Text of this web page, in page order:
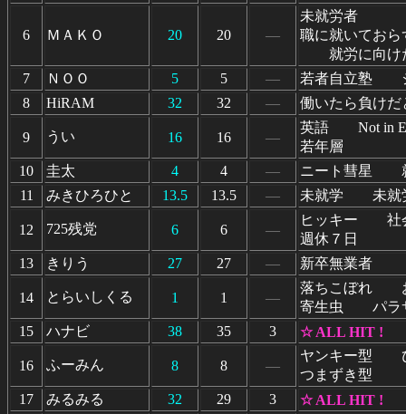
6 ＭＡＫＯ 20 20 ―
未就労者
職に就いてお
就労に向けた
7
ＮＯＯ 5 5 ―
若者自立塾
8
HiRAM 32 32 ― 働いたら負けだ
9 うい 16 16 ―
英語 Not in
若年層
10
圭太 4 4 ―
ニート彗星
11
みきひろひと 13.5 13.5 ― 未就学 未就
12 725残党 6 6 ―
ヒッキー
週休７日
13
きりう 27 27 ― 新卒無業者
14 とらいしくる 1 1 ―
落ちこぼれ
寄生虫 パラ
15
ハナビ 38 35 3 ☆ ALL HIT !
16 ふーみん 8 8 ―
ヤンキー型
つまずき型
17
みるみる 32 29 3
☆ ALL HIT !